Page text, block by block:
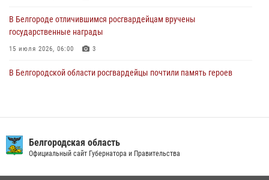
05 августа 2026, 17:12 2
В Белгороде отличившимся росгвардейцам вручены
государственные награды
15 июля 2026, 06:00 3
В Белгородской области росгвардейцы почтили память героев
беседу по профилактике аварийности
09 июля 2026, 10:07 Официальный сайт